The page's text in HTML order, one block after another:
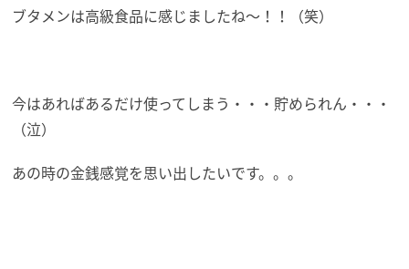
ブタメンは高級食品に感じましたね～！！（笑）
今はあればあるだけ使ってしまう・・・貯められん・・・
（泣）
あの時の金銭感覚を思い出したいです。。。